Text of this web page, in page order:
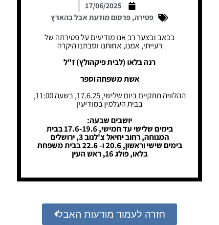
17/06/2025
פטירה,פרסום מודעת אבל בהארץ
בכאב ובצער רב אנו מודיעים על פטירתה של
רעייתי, אמנו, אחותנו וסבתנו היקרה
רנה בלאו (לבית פיקהולץ) ז"ל
אשת משפחה וספר
ההלוויה תתקיים ביום שלישי, 17.6.25, בשעה 11:00,
בבית העלמין במודיעין
יושבים שבעה:
בימים שלישי עד חמישי, 17.6-19.6 בבית
המנוחה, רחוב יחיאל צ'לנוב 3, ירושלים
בימים שישי וראשון, 20.6 ו- 22.6 בבית משפחת
בלאו, פולג 16, ראש העין
חזרה לעמוד מודעות האבל